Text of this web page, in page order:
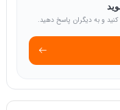
و به دیگران پاسخ دهید.